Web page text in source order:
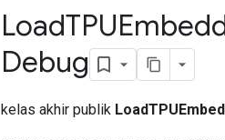
Load
Debug
kelas akhir publik